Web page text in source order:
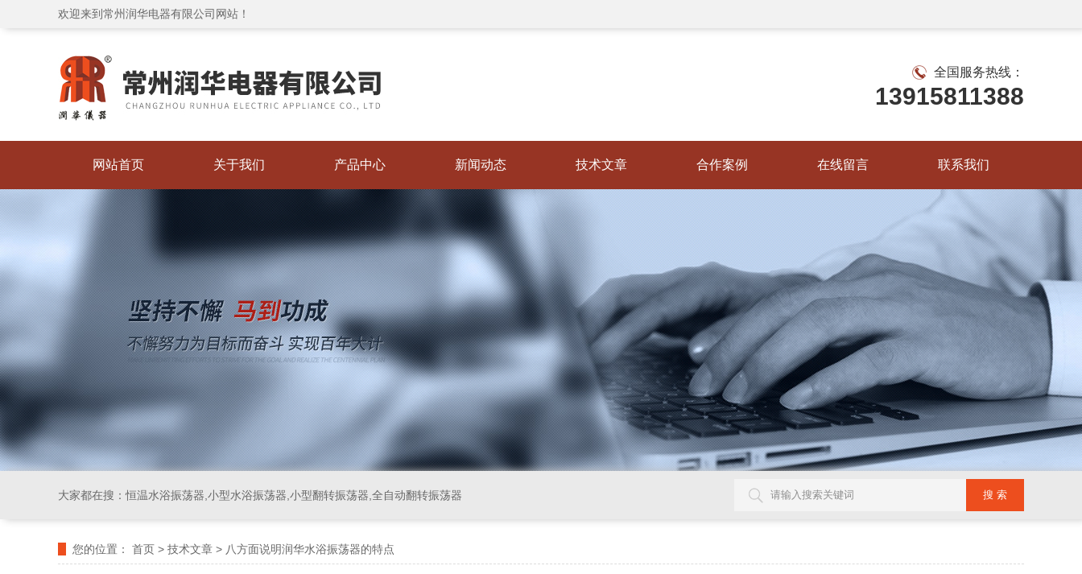
欢迎来到常州润华电器有限公司网站！
全国服务热线：
13915811388
网站首页 关于我们 产品中心 新闻动态 技术文章 合作案例 在线留言 联系我们
大家都在搜：恒温水浴振荡器,小型水浴振荡器,小型翻转振荡器,全自动翻转振荡器
您的位置： 首页 > 技术文章 > 八方面说明润华水浴振荡器的特点